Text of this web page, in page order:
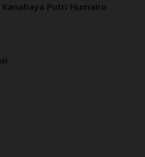
Kanahaya Putri Humairo